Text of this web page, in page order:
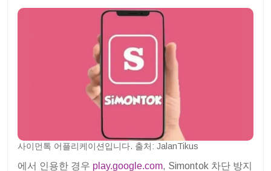
사이먼톡 어플리케이션입니다. 출처: JalanTikus
에서 인용한 경우 play.google.com, Simontok 차단 방지